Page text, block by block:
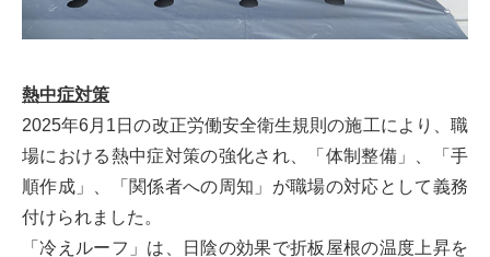
熱中症対策
2025年6月1日の改正労働安全衛生規則の施工により、職
場における熱中症対策の強化され、「体制整備」、「手
順作成」、「関係者への周知」が職場の対応として義務
付けられました。
「冷えルーフ」は、日陰の効果で折板屋根の温度上昇を